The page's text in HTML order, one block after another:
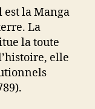
la Manga
La
la toute
elle